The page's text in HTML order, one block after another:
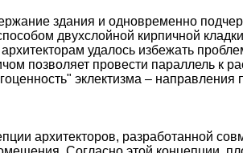
здания и одновременно
двухслойной кирпичной
удалось избежать
позволяет провести параллель к
эклектизма –
архитекторов, разработанной